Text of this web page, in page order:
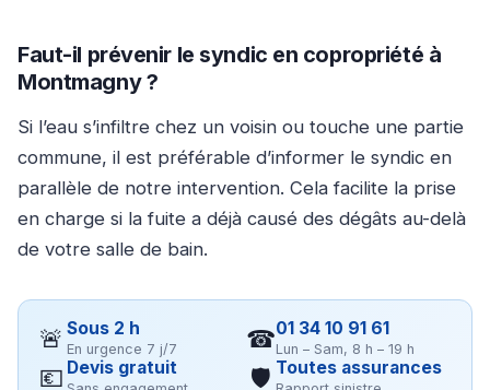
Faut-il prévenir le syndic en copropriété à
Montmagny ?
Si l’eau s’infiltre chez un voisin ou touche une partie
commune, il est préférable d’informer le syndic en
parallèle de notre intervention. Cela facilite la prise
en charge si la fuite a déjà causé des dégâts au-delà
de votre salle de bain.
🚨 Sous 2 h
En urgence 7 j/7 ☎01 34 10 91 61
Lun – Sam, 8 h – 19 h
💶 Devis gratuit 🛡 Toutes assurances